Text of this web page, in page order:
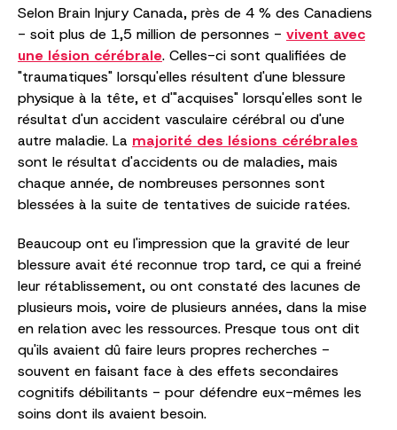
Selon Brain Injury Canada, près de 4 % des Canadiens
- soit plus de 1,5 million de personnes - vivent avec
une lésion cérébrale. Celles-ci sont qualifiées de
"traumatiques" lorsqu'elles résultent d'une blessure
physique à la tête, et d'"acquises" lorsqu'elles sont le
résultat d'un accident vasculaire cérébral ou d'une
autre maladie. La majorité des lésions cérébrales
sont le résultat d'accidents ou de maladies, mais
chaque année, de nombreuses personnes sont
blessées à la suite de tentatives de suicide ratées.
Beaucoup ont eu l'impression que la gravité de leur
blessure avait été reconnue trop tard, ce qui a freiné
leur rétablissement, ou ont constaté des lacunes de
plusieurs mois, voire de plusieurs années, dans la mise
en relation avec les ressources. Presque tous ont dit
qu'ils avaient dû faire leurs propres recherches -
souvent en faisant face à des effets secondaires
cognitifs débilitants - pour défendre eux-mêmes les
soins dont ils avaient besoin.